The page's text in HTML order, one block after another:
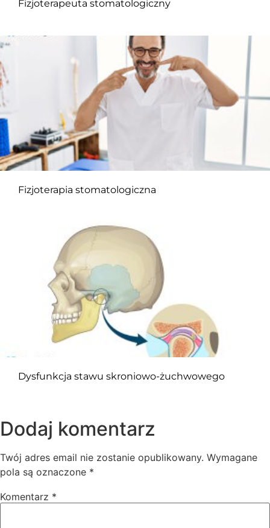
Fizjoterapeuta stomatologiczny
Fizjoterapia stomatologiczna
Dysfunkcja stawu skroniowo-żuchwowego
Dodaj komentarz
Twój adres email nie zostanie opublikowany. Wymagane
pola są oznaczone *
Komentarz *